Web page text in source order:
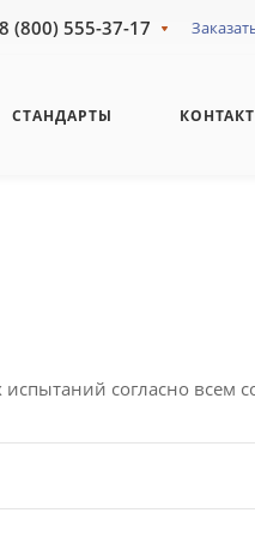
8 (800) 555-37-17
СТАНДАРТЫ
согласно всем